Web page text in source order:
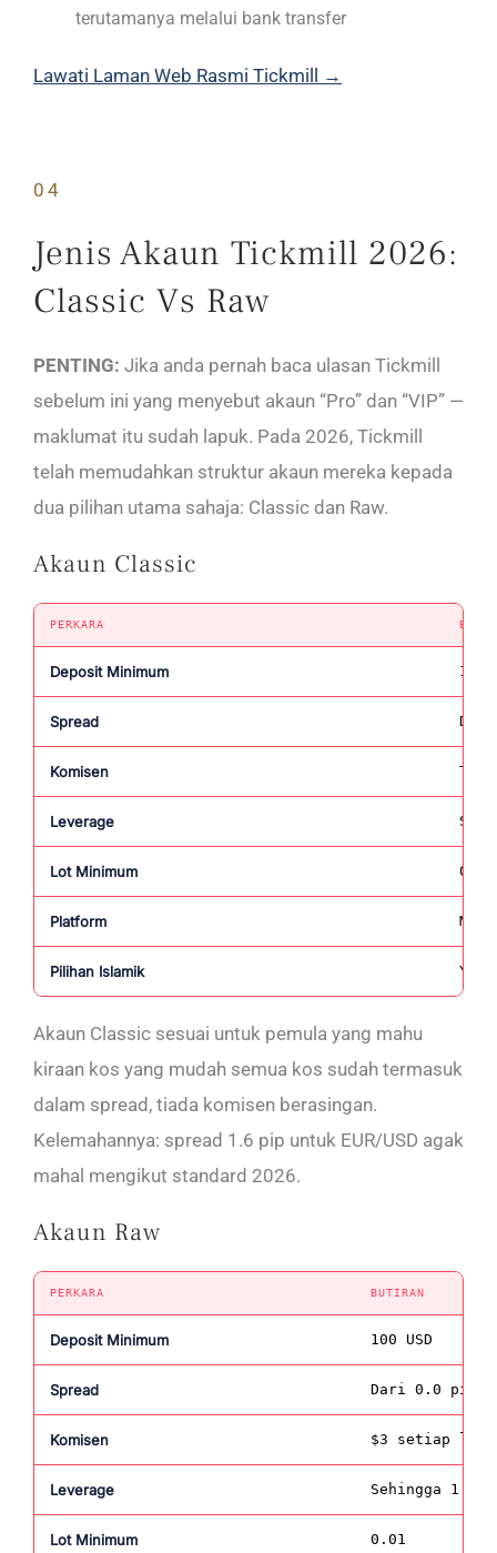
terutamanya melalui bank transfer
Lawati Laman Web Rasmi Tickmill →
04
Jenis Akaun Tickmill 2026:
Classic Vs Raw
PENTING: Jika anda pernah baca ulasan Tickmill
sebelum ini yang menyebut akaun “Pro” dan “VIP” —
maklumat itu sudah lapuk. Pada 2026, Tickmill
telah memudahkan struktur akaun mereka kepada
dua pilihan utama sahaja: Classic dan Raw.
Akaun Classic
PERKARA
Deposit Minimum 100
Spread
Komisen
Leverage
Lot Minimum 0.01
Platform
Pilihan Islamik Ya
Akaun Classic sesuai untuk pemula yang mahu
kiraan kos yang mudah semua kos sudah termasuk
dalam spread, tiada komisen berasingan.
Kelemahannya: spread 1.6 pip untuk EUR/USD agak
mahal mengikut standard 2026.
Akaun Raw
PERKARA BUTIRAN
Deposit Minimum 100 USD
Spread Dari 0.0 pip
Komisen $3 setiap lot
Leverage Sehingga
Lot Minimum 0.01